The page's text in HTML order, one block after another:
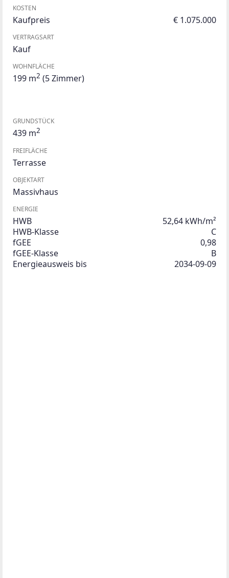
KOSTEN
Kaufpreis € 1.075.000
VERTRAGSART
Kauf
WOHNFLÄCHE
199 m2 (5 Zimmer)
GRUNDSTÜCK
439 m2
FREIFLÄCHE
Terrasse
OBJEKTART
Massivhaus
ENERGIE
HWB
52,64 kWh/m²
HWB-Klasse
C
fGEE
0,98
fGEE-Klasse
B
Energieausweis bis
2034-09-09